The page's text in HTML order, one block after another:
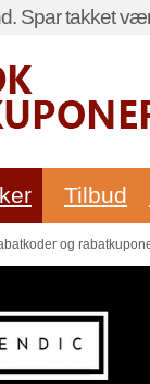
Spar takket
Tilbud
og